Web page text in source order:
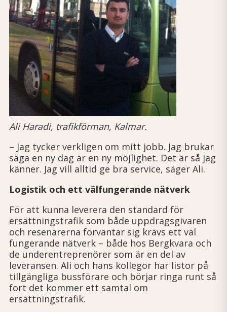
Ali Haradi, trafikförman, Kalmar.
– Jag tycker verkligen om mitt jobb. Jag brukar
säga en ny dag är en ny möjlighet. Det är så jag
känner. Jag vill alltid ge bra service, säger Ali.
Logistik och ett välfungerande nätverk
För att kunna leverera den standard för
ersättningstrafik som både uppdrags­givaren
och resenärerna förväntar sig krävs ett väl
fungerande nätverk – både hos ­Bergkvara och
de underentreprenörer som är en del av
leveransen. Ali och hans kollegor har listor på
tillgängliga bussförare och ­börjar ringa runt så
fort det kommer ett samtal om
ersättningstrafik.